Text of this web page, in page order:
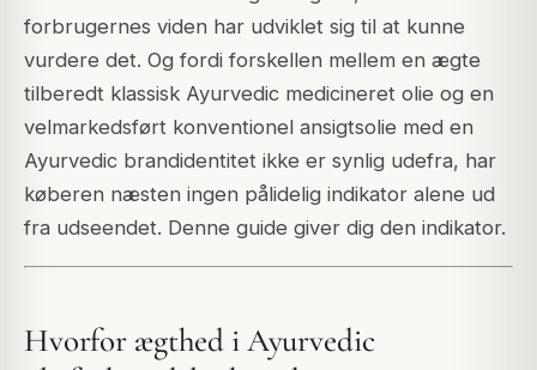
forbrugernes viden har udviklet sig til at kunne
vurdere det. Og fordi forskellen mellem en ægte
tilberedt klassisk Ayurvedic medicineret olie og en
velmarkedsført konventionel ansigtsolie med en
Ayurvedic brandidentitet ikke er synlig udefra, har
køberen næsten ingen pålidelig indikator alene ud
fra udseendet. Denne guide giver dig den indikator.
Hvorfor ægthed i Ayurvedic